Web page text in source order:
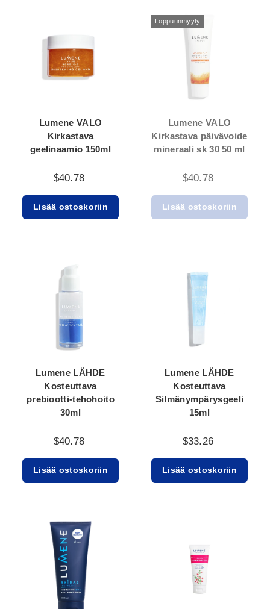
Lumene VALO
Kirkastava
geelinaamio 150ml
$40.78
Lisää ostoskoriin
Loppuunmyyty
Lumene VALO
Kirkastava päivävoide
mineraali sk 30 50 ml
$40.78
Lisää ostoskoriin
Lumene LÄHDE
Kosteuttava
prebiootti-tehohoito
30ml
$40.78
Lisää ostoskoriin
Lumene LÄHDE
Kosteuttava
Silmänympärysgeeli
15ml
$33.26
Lisää ostoskoriin